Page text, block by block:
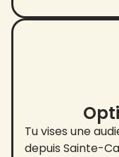
Tu vises une
depuis Sainte-